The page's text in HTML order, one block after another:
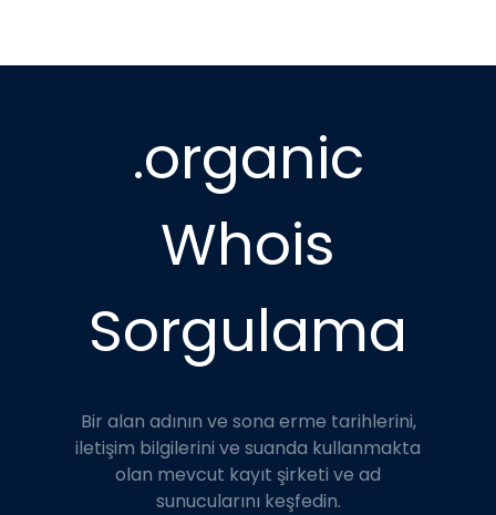
.organic
Whois
Sorgulama
Bir alan adının ve sona erme tarihlerini,
iletişim bilgilerini ve suanda kullanmakta
olan mevcut kayıt şirketi ve ad
sunucularını keşfedin.